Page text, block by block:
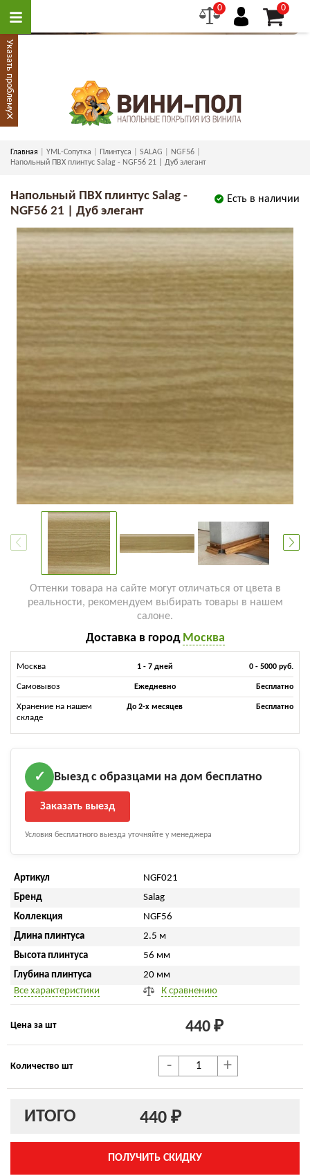
0 0
Главная YML-Сопутка Плинтуса SALAG
NGF56
Напольный ПВХ плинтус Salag - NGF56 21 | Дуб элегант
Есть в наличии
Напольный ПВХ плинтус Salag -
NGF56 21 | Дуб элегант
Оттенки товара на сайте могут отличаться от цвета в
реальности, рекомендуем выбирать товары в нашем
салоне.
Доставка в город Москва
Москва 1 - 7 дней 0 - 5000 руб.
Самовывоз Ежедневно Бесплатно
Хранение на нашем
складе
До 2-х месяцев Бесплатно
✓ Выезд с образцами на дом бесплатно
Заказать выезд
Условия бесплатного выезда уточняйте у менеджера
Артикул
NGF021
Бренд
Salag
Коллекция
NGF56
Длина плинтуса
2.5 м
Высота плинтуса
56 мм
Глубина плинтуса
20 мм
Все характеристики
К сравнению
Цена за шт 440 ₽
Количество шт - +
ИТОГО 440 ₽
ПОЛУЧИТЬ СКИДКУ
Указать проблему
×